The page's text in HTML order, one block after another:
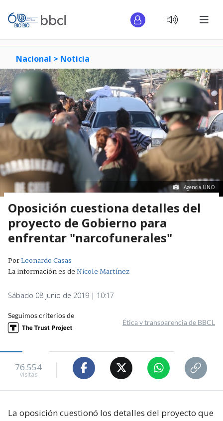
Nacional > Noticia
Agencia UNO
Oposición cuestiona detalles del
proyecto de Gobierno para
enfrentar "narcofunerales"
PorLeonardo Casas
La información es deNicole Martínez
Sábado 08 junio de 2019 | 10:17
Seguimos criterios de
Ética y transparencia de BBCL
76.554
visitas
La oposición cuestionó los detalles del proyecto que